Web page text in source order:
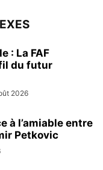
: La FAF
du futur
2026
à l’amiable entre
Petkovic